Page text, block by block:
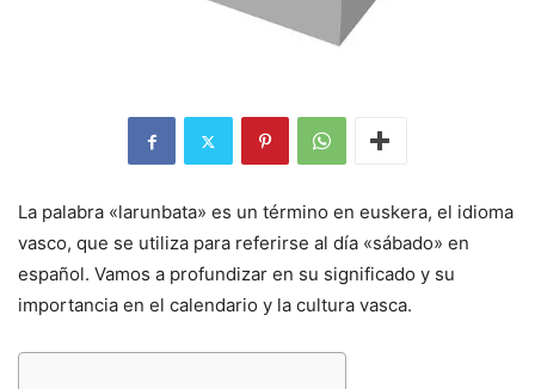
La palabra «larunbata» es un término en euskera, el idioma
vasco, que se utiliza para referirse al día «sábado» en
español. Vamos a profundizar en su significado y su
importancia en el calendario y la cultura vasca.